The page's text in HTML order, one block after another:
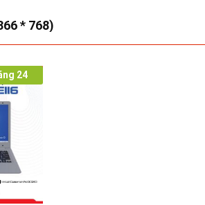
* 768)
24